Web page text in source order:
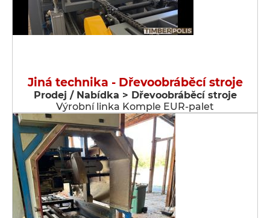
Jiná technika - Dřevoobráběcí stroje
Prodej / Nabídka > Dřevoobráběcí stroje
Výrobní linka Komple EUR-palet